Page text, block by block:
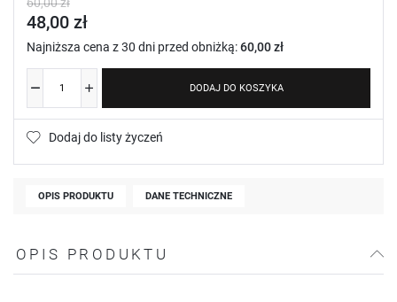
48,00 zł
Najniższa cena z 30 dni przed obniżką:60,00 zł
DODAJ DO KOSZYKA
Dodaj do listy życzeń
OPIS PRODUKTU DANE TECHNICZNE
OPIS PRODUKTU